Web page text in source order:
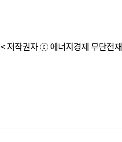
< 저작권자 ⓒ 에너지경제 무단전